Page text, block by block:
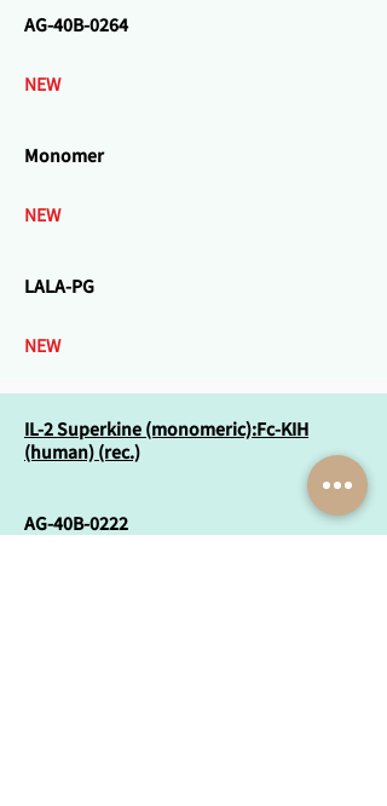
AG-40B-0264
NEW
Monomer
NEW
LALA-PG
NEW
IL-2 Superkine (monomeric):Fc-KIH
(human) (rec.)
AG-40B-0222